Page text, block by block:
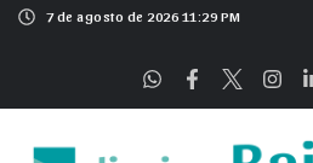
7 de agosto de 2026 11:29 PM